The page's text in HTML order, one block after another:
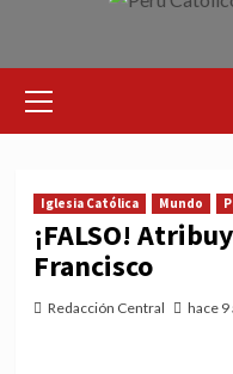
Menu
Iglesia Católica Mundo
¡FALSO!
Francisco
Redacción Central hace 9